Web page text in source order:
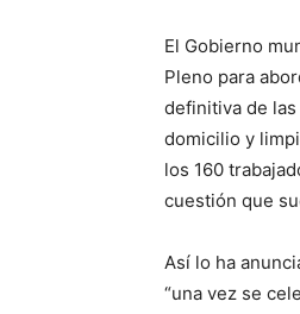
El Gobierno
Pleno para
definitiva de
domicilio y
los 160
cuestión que
Así lo ha
“una vez se